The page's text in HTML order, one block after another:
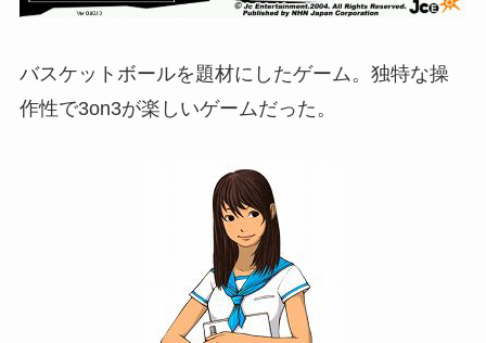
バスケットボールを題材にしたゲーム。独特な操
作性で3on3が楽しいゲームだった。